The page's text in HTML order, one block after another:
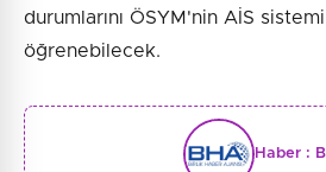
durumlarını ÖSYM'nin AİS
öğrenebilecek.
Haber :